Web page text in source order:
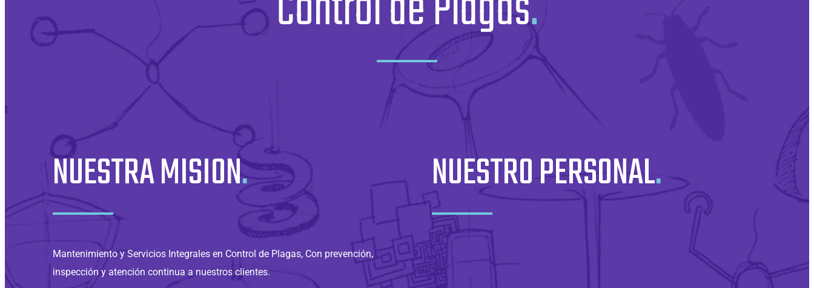
NUESTRA MISION.
Mantenimiento y Servicios Integrales en Control de Plagas, Con prevención,
inspección y atención continua a nuestros clientes.
NUESTRO PERSONAL.